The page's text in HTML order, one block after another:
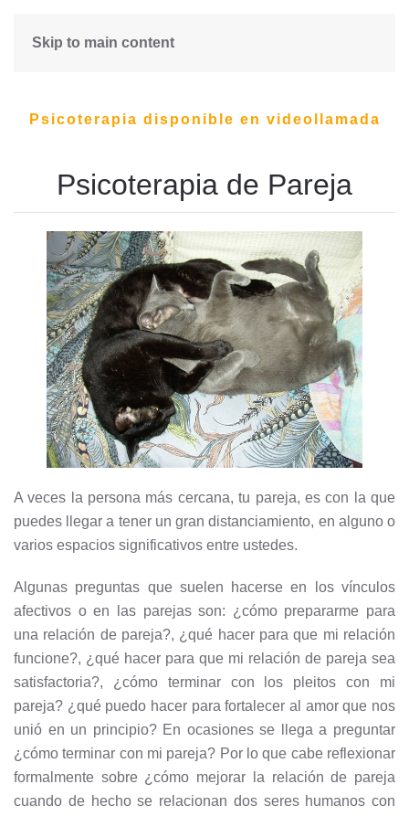
Skip to main content
Psicoterapia disponible en videollamada
Psicoterapia de Pareja
A veces la persona más cercana, tu pareja, es con la que
puedes llegar a tener un gran distanciamiento, en alguno o
varios espacios significativos entre ustedes.
Algunas preguntas que suelen hacerse en los vínculos
afectivos o en las parejas son: ¿cómo prepararme para
una relación de pareja?, ¿qué hacer para que mi relación
funcione?, ¿qué hacer para que mi relación de pareja sea
satisfactoria?, ¿cómo terminar con los pleitos con mi
pareja? ¿qué puedo hacer para fortalecer al amor que nos
unió en un principio? En ocasiones se llega a preguntar
¿cómo terminar con mi pareja? Por lo que cabe reflexionar
formalmente sobre ¿cómo mejorar la relación de pareja
cuando de hecho se relacionan dos seres humanos con